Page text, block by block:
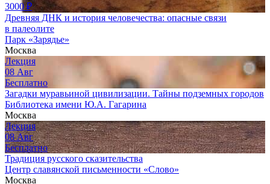
3000₽
Древняя ДНК и история человечества: опасные связи
в палеолите
Парк «Зарядье»
Москва
Лекция
08 Авг
Бесплатно
Загадки муравьиной цивилизации. Тайны подземных городов
Библиотека имени Ю.А. Гагарина
Москва
Лекция
08 Авг
Бесплатно
Традиция русского сказительства
Центр славянской письменности «Слово»
Москва